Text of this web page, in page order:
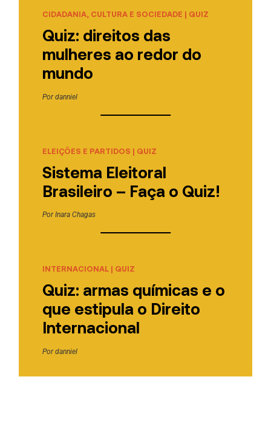
CIDADANIA, CULTURA E SOCIEDADE | QUIZ
Quiz: direitos das
mulheres ao redor do
mundo
Pordanniel
ELEIÇÕES E PARTIDOS | QUIZ
Sistema Eleitoral
Brasileiro – Faça o Quiz!
PorInara Chagas
INTERNACIONAL| QUIZ
Quiz: armas químicas e o
que estipula o Direito
Internacional
Pordanniel